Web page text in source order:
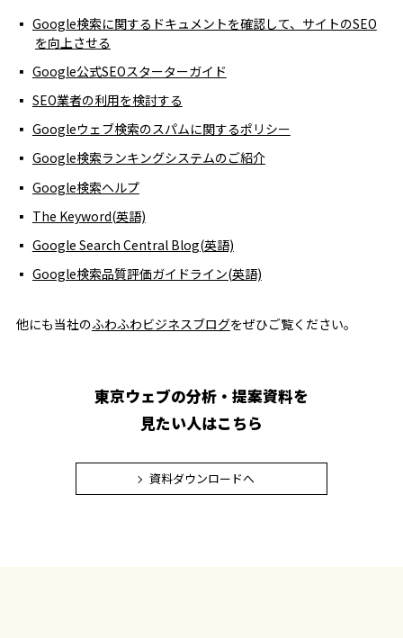
Google検索に関するドキュメントを確認して、サイトのSEO
を向上させる
Google公式SEOスターターガイド
SEO業者の利用を検討する
Googleウェブ検索のスパムに関するポリシー
Google検索ランキングシステムのご紹介
Google検索ヘルプ
The Keyword(英語)
Google Search Central Blog(英語)
Google検索品質評価ガイドライン(英語)
他にも当社のふわふわビジネスブログをぜひご覧ください。
東京ウェブの分析・提案資料を
見たい人はこちら
資料ダウンロードへ